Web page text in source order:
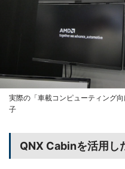
実際の「車載コンピューティング
子
QNX Cabinを活用し